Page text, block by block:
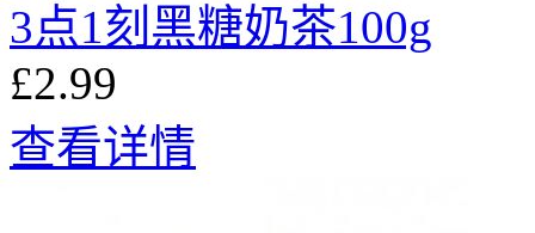
3点1刻黑糖奶茶100g
£2.99
查看详情